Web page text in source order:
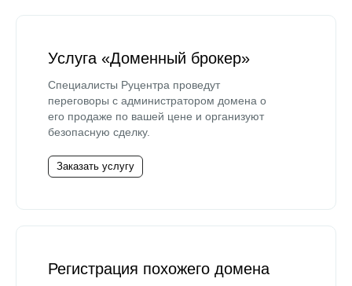
Услуга «Доменный брокер»
Специалисты Руцентра проведут
переговоры с администратором домена о
его продаже по вашей цене и организуют
безопасную сделку.
Заказать услугу
Регистрация похожего домена